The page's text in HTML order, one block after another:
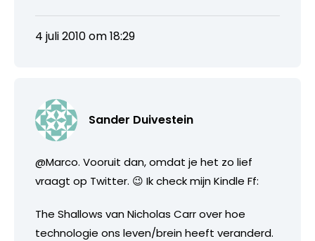
4 juli 2010 om 18:29
Sander Duivestein
@Marco. Vooruit dan, omdat je het zo lief
vraagt op Twitter. 😉 Ik check mijn Kindle Ff:
The Shallows van Nicholas Carr over hoe
technologie ons leven/brein heeft veranderd.